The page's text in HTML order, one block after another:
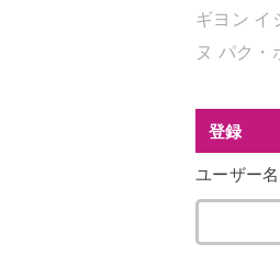
ギヨン イ
ヌ パク・
登録
ユーザー名